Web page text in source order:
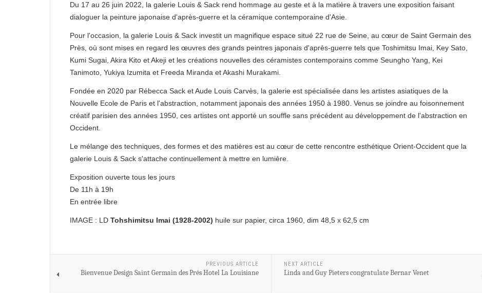
Du 17 au 26 juin 2022, la galerie Louis & Sack rend hommage au geste et à la matière à travers une exposition faisant
dialoguer la peinture japonaise d'après-guerre et la céramique contemporaine d'Asie.
Pour l'occasion, la galerie Louis & Sack investit un magnifique espace situé 22 rue de Seine, au cœur de Saint Germain des
Près, où sont mises en regard les œuvres des grands peintres japonais d'après-guerre tels que Toshimitsu Imai, Key Sato,
Kumi Sugai, Akira Kito et Akeji et les créations nouvelles des céramistes contemporains comme Seungho Yang, Kei
Tanimoto, Yukiya Izumita et Freeda Miranda et Akashi Murakami.
Fondée en 2020 par Rébecca Sack et Aude Louis Carvès, la galerie est spécialisée dans les artistes asiatiques de la
Nouvelle Ecole de Paris et l'abstraction, notamment japonais des années 1950 à 1980. Venus se joindre au foisonnement
créatif parisien des années 1950, ces artistes ont apporté un souffle sans précédent au développement de l'abstraction en
Occident.
Le mélange des techniques, des formes et des matières est au cœur de cette rencontre esthétique Orient-Occident que la
galerie Louis & Sack s'attache continuellement à mettre en lumière.
Exposition ouverte tous les jours
De 11h à 19h
En entrée libre
IMAGE : LD Tohshimitsu Imai (1928-2002) huile sur papier, circa 1960, dim 48,5 x 62,5 cm
PREVIOUS ARTICLE
Bienvenue Design Saint Germain des Prés Hotel La Louisiane
NEXT ARTICLE
Linda and Guy Pieters congratulate Bernar Venet